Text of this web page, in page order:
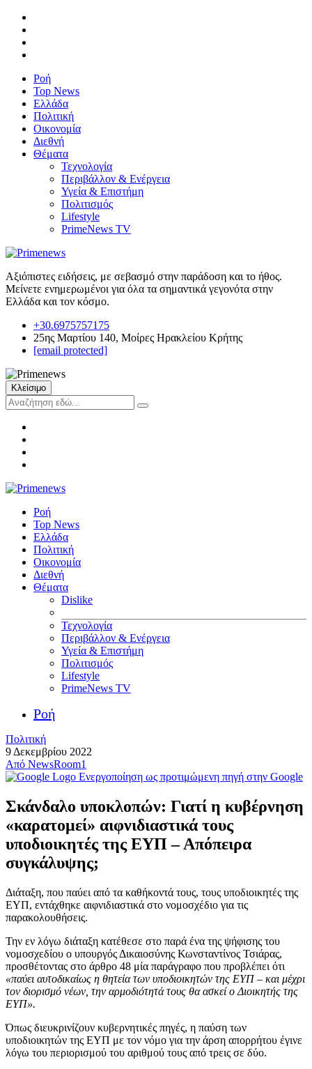
Ροή
Top News
Ελλάδα
Πολιτική
Οικονομία
Διεθνή
Θέματα
Τεχνολογία
Περιβάλλον & Ενέργεια
Υγεία & Επιστήμη
Πολιτισμός
Lifestyle
PrimeNews TV
Αξιόπιστες ειδήσεις, με σεβασμό στην παράδοση και το ήθος.
Μείνετε ενημερωμένοι για όλα τα σημαντικά γεγονότα στην
Ελλάδα και τον κόσμο.
+30.6975757175
25ης Μαρτίου 140, Μοίρες Ηρακλείου Κρήτης
[email protected]
Κλείσιμο
Ροή
Top News
Ελλάδα
Πολιτική
Οικονομία
Διεθνή
Θέματα
Dislike
Τεχνολογία
Περιβάλλον & Ενέργεια
Υγεία & Επιστήμη
Πολιτισμός
Lifestyle
PrimeNews TV
Ροή
Πολιτική
9 Δεκεμβρίου 2022
Από NewsRoom1
Ενεργοποίηση ως προτιμώμενη πηγή στην Google
Σκάνδαλο υποκλοπών: Γιατί η κυβέρνηση
«καρατομεί» αιφνιδιαστικά τους
υποδιοικητές της ΕΥΠ – Απόπειρα
συγκάλυψης;
Διάταξη, που παύει από τα καθήκοντά τους, τους υποδιοικητές της
ΕΥΠ, εντάχθηκε αιφνιδιαστικά στο νομοσχέδιο για τις
παρακολουθήσεις.
Την εν λόγω διάταξη κατέθεσε στο παρά ένα της ψήφισης του
νομοσχεδίου ο υπουργός Δικαιοσύνης Κωνσταντίνος Τσιάρας,
προσθέτοντας στο άρθρο 48 μία παράγραφο που προβλέπει ότι
«παύει αυτοδικαίως η θητεία των υποδιοικητών της ΕΥΠ – και μέχρι
τον διορισμό νέων, την αρμοδιότητά τους θα ασκεί ο Διοικητής της
ΕΥΠ».
Όπως διευκρινίζουν κυβερνητικές πηγές, η παύση των
υποδιοικητών της ΕΥΠ με τον νόμο για την άρση απορρήτου έγινε
λόγω του περιορισμού του αριθμού τους από τρεις σε δύο.